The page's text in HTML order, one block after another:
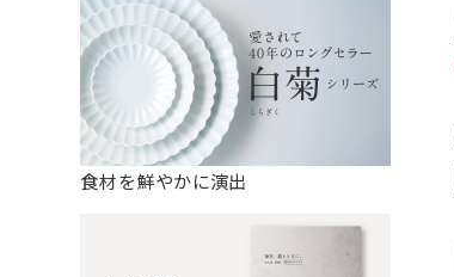
食材を鮮やかに演出